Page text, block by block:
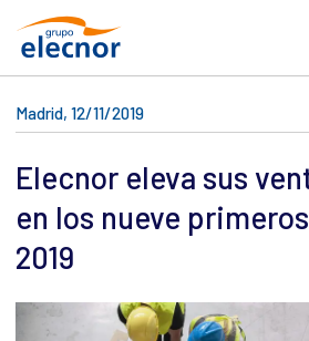
Madrid, 12/11/2019
Elecnor eleva sus
en los nueve
2019